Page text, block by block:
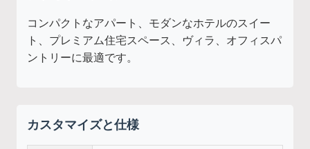
コンパクトなアパート、モダンなホテルのスイー
ト、プレミアム住宅スペース、ヴィラ、オフィスパ
ントリーに最適です。
カスタマイズと仕様